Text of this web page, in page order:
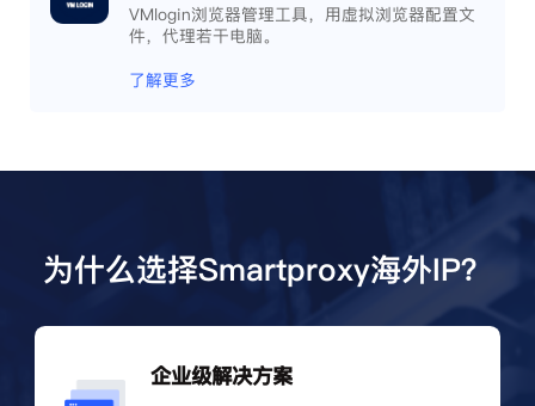
VMlogin浏览器管理工具，用虚拟浏览器配置文
件，代理若干电脑。
了解更多
为什么选择Smartproxy海外IP？
企业级解决方案